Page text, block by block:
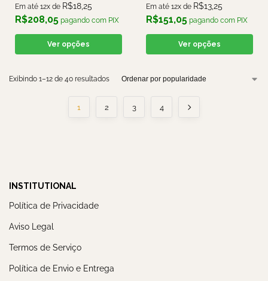
Em até 12x de R$18,25
R$208,05 pagando com PIX
Ver opções
Em até 12x de R$13,25
R$151,05 pagando com PIX
Ver opções
Exibindo 1–12 de 40 resultados
1 2 3 4
INSTITUTIONAL
Política de Privacidade
Aviso Legal
Termos de Serviço
Política de Envio e Entrega